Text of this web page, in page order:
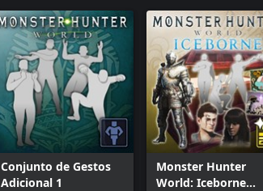
Conjunto de Gestos
Adicional 1
Monster Hunter
World: Iceborne